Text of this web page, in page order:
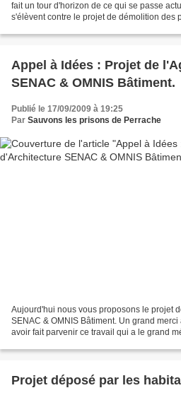
fait un tour d'horizon de ce qui se passe
s'élèvent contre le projet de démolition des
Appel à Idées : Projet de
SENAC & OMNIS Bâtiment.
Publié le 17/09/2009 à 19:25
Par Sauvons les prisons de Perrache
Aujourd'hui nous vous proposons le projet
SENAC & OMNIS Bâtiment. Un grand
avoir fait parvenir ce travail qui a le grand
Projet déposé par les